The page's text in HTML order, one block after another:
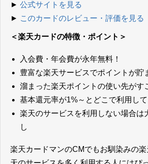
► 公式サイトを見る
► このカードのレビュー・評価を見る
＜楽天カードの特徴・ポイント＞
入会費・年会費が永年無料！
豊富な楽天サービスでポイントが貯
溜まった楽天ポイントの使い先がす
基本還元率が1%～とどこで利用し
楽天のサービスを利用しない場合は
し
楽天カードマンのCMでもお馴染みの